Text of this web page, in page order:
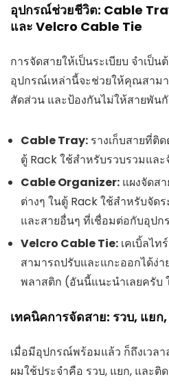
อุปกรณ์ช่วยชีวิต: Cable
และ Velcro Cable Tie
การจัดสายให้เป็นระเบียบ จำเป็
อุปกรณ์เหล่านี้จะช่วยให้คุณสามา
สัดส่วน และป้องกันไม่ให้สายพันกั
Cable Tray: รางเก็บสายที่ติ
ตู้ Rack ใช้สำหรับรวบรวมแล
Cable Organizer: แผงจัดส
ต่างๆ ในตู้ Rack ใช้สำหรับจัด
และสายอื่นๆ ที่เชื่อมต่อกับอุป
Velcro Cable Tie: เคเบิ้ลไ
สามารถปรับและแกะออกได้ง่า
พลาสติก (อันนี้แนะนำเลยครับ
เทคนิคการจัดสาย: รวบ, แยก
เมื่อมีอุปกรณ์พร้อมแล้ว ก็ถึงเวล
ผมใช้ประจำคือ รวบ, แยก, และติ